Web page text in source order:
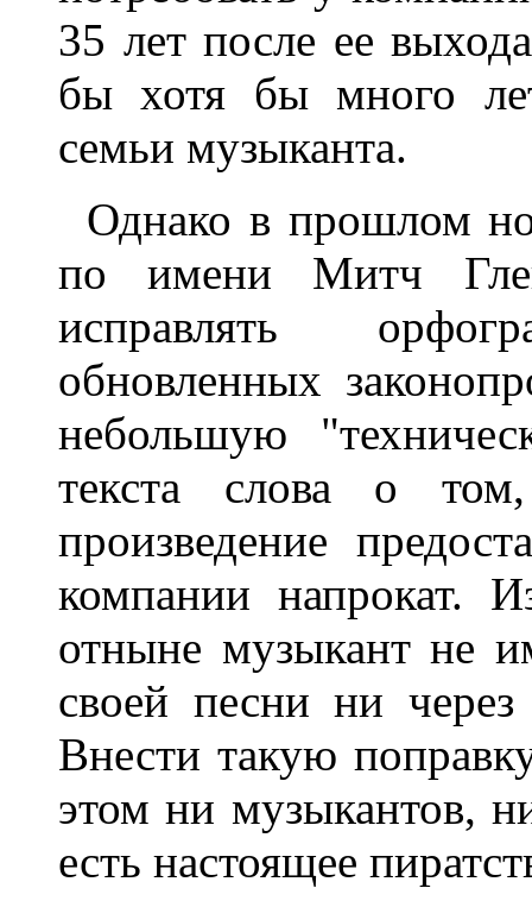
35 лет после ее
бы хотя бы много
семьи музыканта.
Однако в прошлом
по имени Митч
исправлять
обновленных
небольшую
текста слова о
произведение
компании напрокат.
отныне музыкант не
своей песни ни
Внести такую
этом ни музыкантов,
есть настоящее